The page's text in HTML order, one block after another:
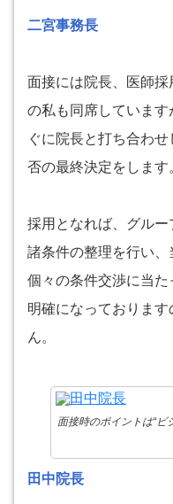
二宮事務長
面接には院長、医師
の私も同席していま
ぐに院長と打ち合わ
否の最終決定をします
採用となれば、グル
諸条件の整理を行い、
個々の条件交渉に当
明確になっておりま
ん。
面接時のポイントは“ビ
田中院長